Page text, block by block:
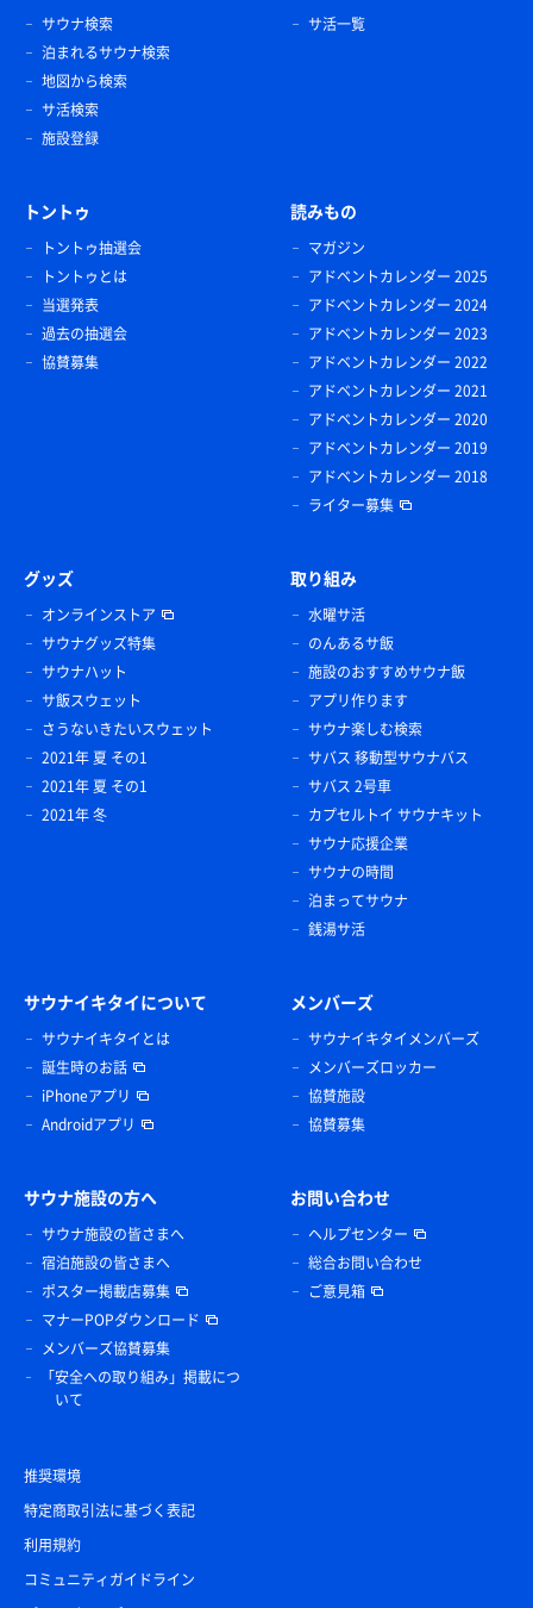
サウナ検索
泊まれるサウナ検索
地図から検索
サ活検索
施設登録
サ活一覧
トントゥ
トントゥ抽選会
トントゥとは
当選発表
過去の抽選会
協賛募集
読みもの
マガジン
アドベントカレンダー 2025
アドベントカレンダー 2024
アドベントカレンダー 2023
アドベントカレンダー 2022
アドベントカレンダー 2021
アドベントカレンダー 2020
アドベントカレンダー 2019
アドベントカレンダー 2018
ライター募集
グッズ
オンラインストア
サウナグッズ特集
サウナハット
サ飯スウェット
さうないきたいスウェット
2021年 夏 その1
2021年 夏 その1
2021年 冬
取り組み
水曜サ活
のんあるサ飯
施設のおすすめサウナ飯
アプリ作ります
サウナ楽しむ検索
サバス 移動型サウナバス
サバス 2号車
カプセルトイ サウナキット
サウナ応援企業
サウナの時間
泊まってサウナ
銭湯サ活
サウナイキタイについて
サウナイキタイとは
誕生時のお話
iPhoneアプリ
Androidアプリ
メンバーズ
サウナイキタイメンバーズ
メンバーズロッカー
協賛施設
協賛募集
サウナ施設の方へ
サウナ施設の皆さまへ
宿泊施設の皆さまへ
ポスター掲載店募集
マナーPOPダウンロード
メンバーズ協賛募集
「安全への取り組み」掲載につ
いて
お問い合わせ
ヘルプセンター
総合お問い合わせ
ご意見箱
推奨環境
特定商取引法に基づく表記
利用規約
コミュニティガイドライン